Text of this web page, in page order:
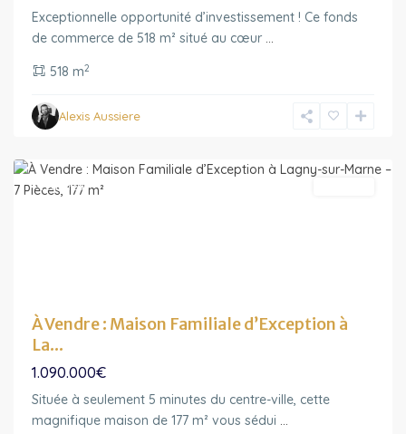
Exceptionnelle opportunité d’investissement ! Ce fonds
de commerce de 518 m² situé au cœur ...
518 m2
Alexis Aussiere
Ile-
France ,
Lagny-
sur-
Featured
À Vendre : Maison Familiale d’Exception à
La...
1.090.000€
Située à seulement 5 minutes du centre-ville, cette
magnifique maison de 177 m² vous sédui ...
Ile-